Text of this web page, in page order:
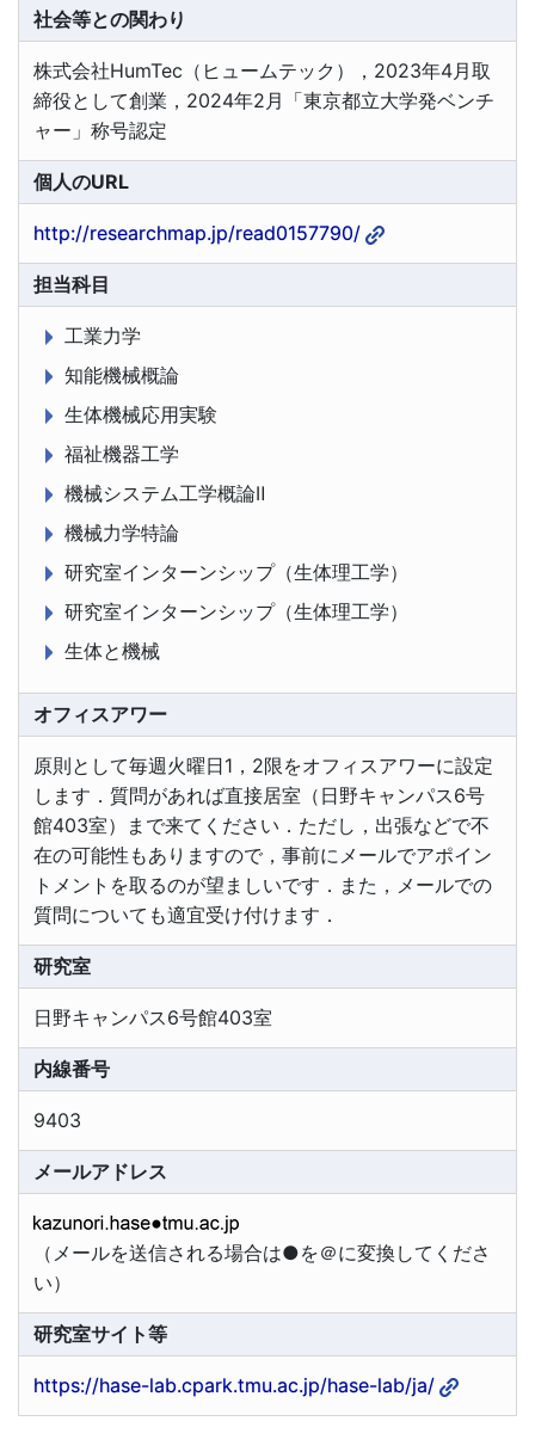
社会等との関わり
株式会社HumTec（ヒュームテック），2023年4月取
締役として創業，2024年2月「東京都立大学発ベンチ
ャー」称号認定
個人のURL
http://researchmap.jp/read0157790/
担当科目
工業力学
知能機械概論
生体機械応用実験
福祉機器工学
機械システム工学概論Ⅱ
機械力学特論
研究室インターンシップ（生体理工学）
研究室インターンシップ（生体理工学）
生体と機械
オフィスアワー
原則として毎週火曜日1，2限をオフィスアワーに設定
します．質問があれば直接居室（日野キャンパス6号
館403室）まで来てください．ただし，出張などで不
在の可能性もありますので，事前にメールでアポイン
トメントを取るのが望ましいです．また，メールでの
質問についても適宜受け付けます．
研究室
日野キャンパス6号館403室
内線番号
9403
メールアドレス
（メールを送信される場合は●を＠に変換してくださ
い）
研究室サイト等
https://hase-lab.cpark.tmu.ac.jp/hase-lab/ja/